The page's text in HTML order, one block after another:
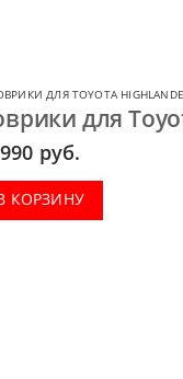
ДЛЯ TOYOTA
для
руб.
КОРЗИНУ